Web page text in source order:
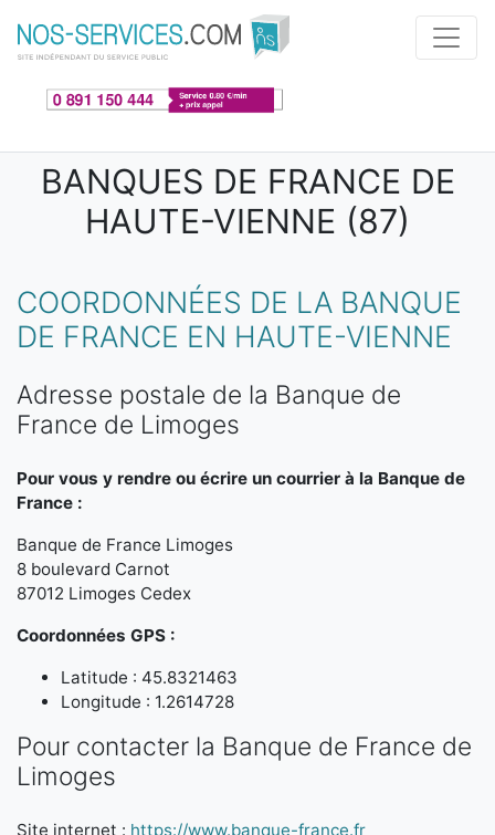
Aller au contenu principal
BANQUES DE FRANCE DE
HAUTE-VIENNE (87)
COORDONNÉES DE LA BANQUE
DE FRANCE EN HAUTE-VIENNE
Adresse postale de la Banque de
France de Limoges
Pour vous y rendre ou écrire un courrier à la Banque de
France :
Banque de France Limoges
8 boulevard Carnot
87012 Limoges Cedex
Coordonnées GPS :
Latitude : 45.8321463
Longitude : 1.2614728
Pour contacter la Banque de France de
Limoges
Site internet : https://www.banque-france.fr